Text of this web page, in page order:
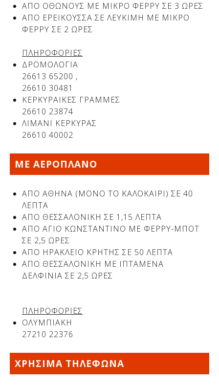
Δείτε μας:
Δείτε μας:
ΑΠΟ ΟΘΩΝΟΥΣ ΜΕ ΜΙΚΡΟ ΦΕΡΡΥ ΣΕ 3 ΩΡΕΣ
ΑΠΟ ΕΡΕΙΚΟΥΣΣΑ ΣΕ ΛΕΥΚΙΜΗ ΜΕ ΜΙΚΡΟ
ΦΕΡΡΥ ΣΕ 2 ΩΡΕΣ
ΠΛΗΡΟΦΟΡΙΕΣ
ΔΡΟΜΟΛΟΓΙΑ
26613 65200 ,
26610 30481
ΚΕΡΚΥΡΑΙΚΕΣ ΓΡΑΜΜΕΣ
26610 23874
ΛIMANI ΚΕΡΚΥΡΑΣ
26610 40002
ΜΕ ΑΕΡΟΠΛΑΝΟ
ΑΠΟ ΑΘΗΝΑ (ΜΟΝΟ ΤΟ ΚΑΛΟΚΑΙΡΙ) ΣΕ 40
ΛΕΠΤΑ
ΑΠΟ ΘΕΣΣΑΛΟΝΙΚΗ ΣΕ 1,15 ΛΕΠΤΑ
ΑΠΟ AΓΙΟ ΚΩΝΣΤΑΝΤΙΝΟ ΜΕ ΦΕΡΡΥ-ΜΠΟΤ
ΣΕ 2,5 ΩΡΕΣ
ΑΠΟ ΗΡΑΚΛΕΙΟ ΚΡΗΤΗΣ ΣΕ 50 ΛΕΠΤΑ
ΑΠΟ ΘΕΣΣΑΛΟΝΙΚΗ ΜΕ ΙΠΤΑΜΕΝΑ
ΔΕΛΦΙΝΙΑ ΣΕ 2,5 ΩΡΕΣ
ΠΛΗΡΟΦΟΡΙΕΣ
ΟΛΥΜΠΙΑΚΗ
27210 22376
ΧΡΗΣΙΜΑ ΤΗΛΕΦΩΝΑ